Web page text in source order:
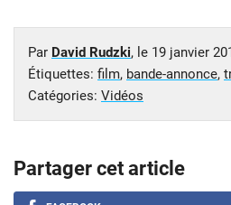
Par David Rudzki, le 19 janvier
Étiquettes: film, bande-annonce,
Catégories: Vidéos
Partager cet article